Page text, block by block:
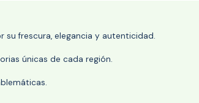
su frescura, elegancia y autenticidad.
únicas de cada región.